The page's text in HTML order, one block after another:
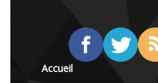
Accueil